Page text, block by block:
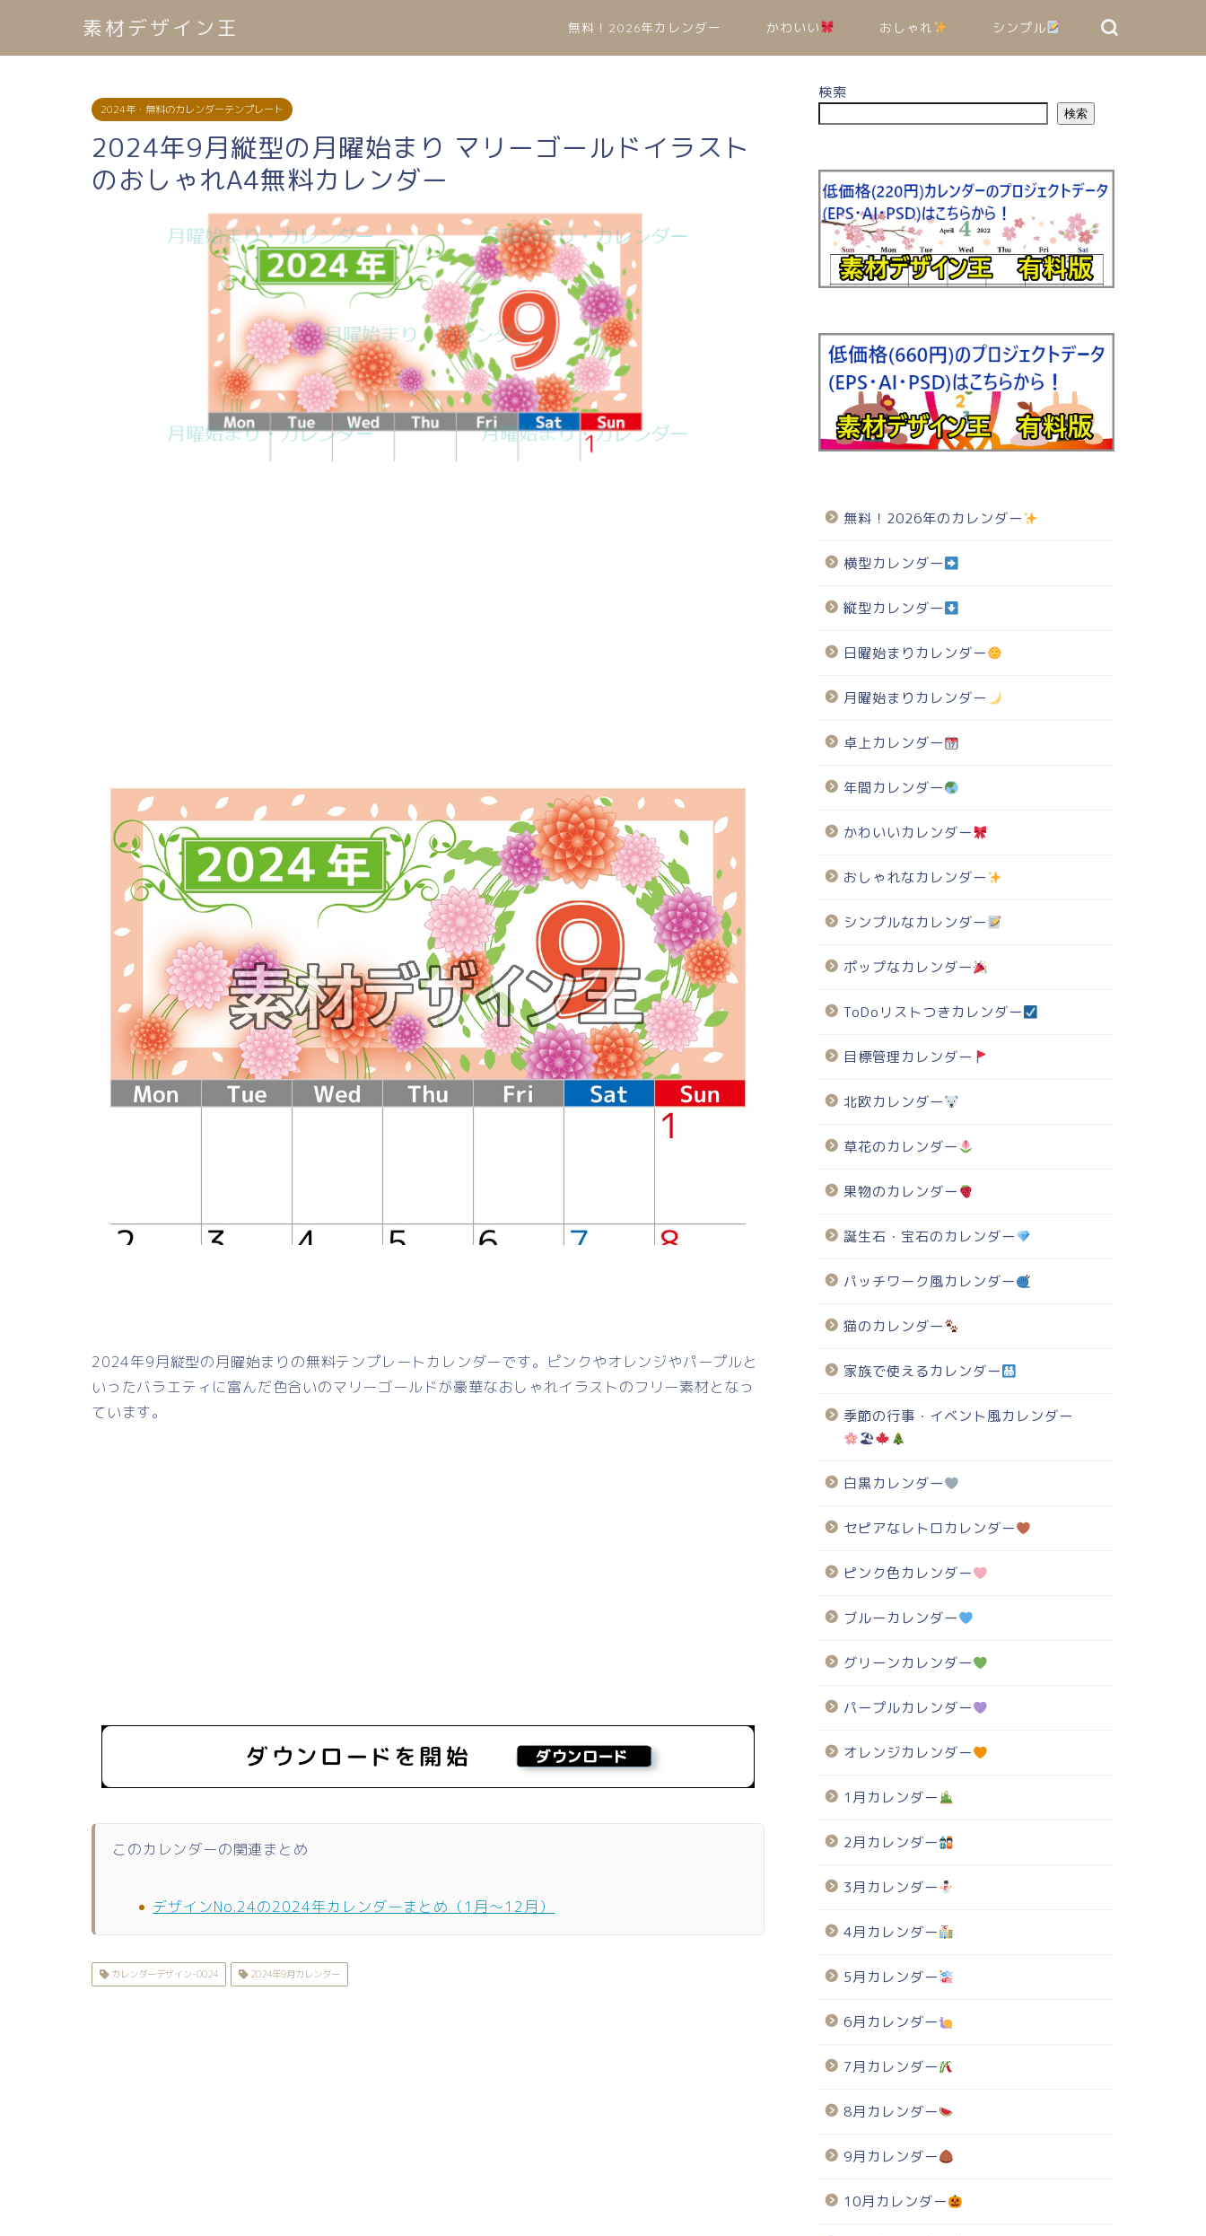
素材デザイン王 無料！2026年カレンダー かわいい おしゃれ シンプル
2024年・無料のカレンダーテンプレート
2024年9月縦型の月曜始まり マリーゴールドイラスト
のおしゃれA4無料カレンダー
2024年9月縦型の月曜始まりの無料テンプレートカレンダーです。ピンクやオレンジやパープルと
いったバラエティに富んだ色合いのマリーゴールドが豪華なおしゃれイラストのフリー素材となっ
ています。
このカレンダーの関連まとめ
デザインNo.24の2024年カレンダーまとめ（1月〜12月）
カレンダーデザイン-0024 2024年9月カレンダー
検索
検索
無料！2026年のカレンダー
横型カレンダー
縦型カレンダー
日曜始まりカレンダー
月曜始まりカレンダー
卓上カレンダー
年間カレンダー
かわいいカレンダー
おしゃれなカレンダー
シンプルなカレンダー
ポップなカレンダー
ToDoリストつきカレンダー
目標管理カレンダー
北欧カレンダー
草花のカレンダー
果物のカレンダー
誕生石・宝石のカレンダー
パッチワーク風カレンダー
猫のカレンダー
家族で使えるカレンダー
季節の行事・イベント風カレンダー
🏖
白黒カレンダー
セピアなレトロカレンダー
ピンク色カレンダー
ブルーカレンダー
グリーンカレンダー
パープルカレンダー
オレンジカレンダー
1月カレンダー
2月カレンダー
3月カレンダー
4月カレンダー
5月カレンダー
6月カレンダー
7月カレンダー
8月カレンダー
9月カレンダー
10月カレンダー